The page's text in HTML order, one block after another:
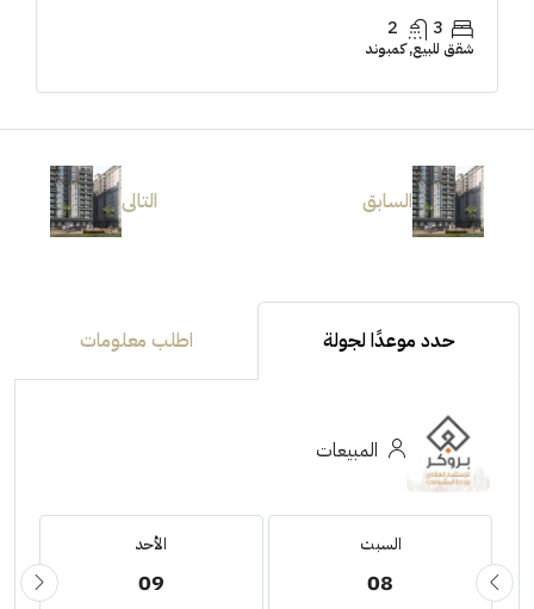
3
2
شقق للبيع, كمبوند
السابق التالى
حدد موعدًا لجولة اطلب معلومات
المبيعات
السبت
08
الأحد
09